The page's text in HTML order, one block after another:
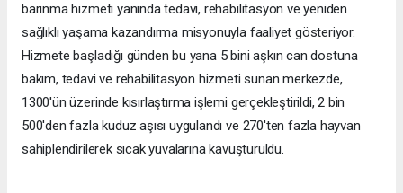
barınma hizmeti yanında tedavi, rehabilitasyon ve yeniden
sağlıklı yaşama kazandırma misyonuyla faaliyet gösteriyor.
Hizmete başladığı günden bu yana 5 bini aşkın can dostuna
bakım, tedavi ve rehabilitasyon hizmeti sunan merkezde,
1300'ün üzerinde kısırlaştırma işlemi gerçekleştirildi, 2 bin
500'den fazla kuduz aşısı uygulandı ve 270'ten fazla hayvan
sahiplendirilerek sıcak yuvalarına kavuşturuldu.